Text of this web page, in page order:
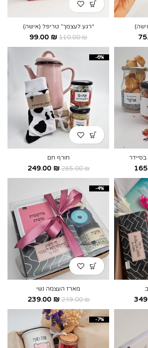
“רגע לעצמך” טריפל (אישה)
110.00₪
99.00 ₪
-6%
חורף חם
265.00₪
249.00 ₪
-4%
מארז העצמה נשי
249.00₪
239.00 ₪
-7%